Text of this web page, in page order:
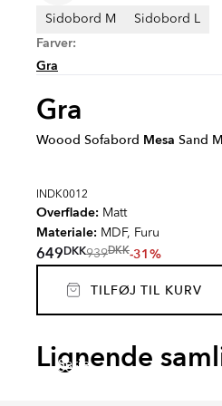
Sidobord M Sidobord L
Farver:
Gra
Gra
Woood Sofabord Mesa Sand M
INDK0012
Overflade: Matt
Materiale: MDF, Furu
649DKK939DKK-31%
TILFØJ TIL KURV
Lignende
Serie
Serie